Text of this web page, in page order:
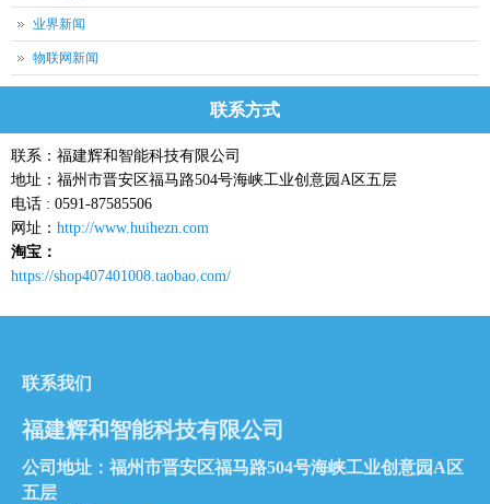
业界新闻
物联网新闻
联系方式
联系：福建辉和智能科技有限公司
地址：福州市晋安区福马路504号海峡工业创意园A区五层
电话 : 0591-87585506
网址： http://www.huihezn.com
淘宝：
https://shop407401008.taobao.com/
联系我们
福建辉和智能科技有限公司
公司地址：福州市晋安区福马路504号海峡工业创意园A区
五层